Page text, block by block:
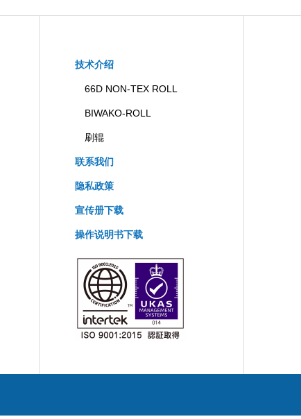
技术介绍
66D NON-TEX ROLL
BIWAKO-ROLL
刷辊
联系我们
隐私政策
宣传册下载
操作说明书下载